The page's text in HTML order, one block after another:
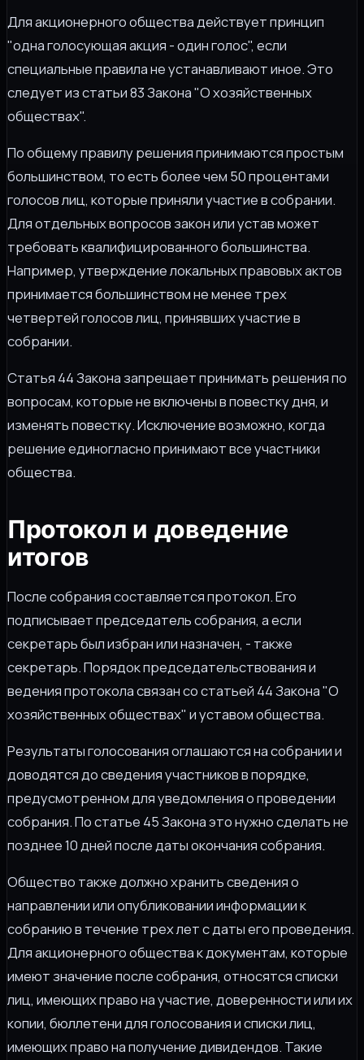
Для акционерного общества действует принцип
"одна голосующая акция - один голос", если
специальные правила не устанавливают иное. Это
следует из статьи 83 Закона "О хозяйственных
обществах".
По общему правилу решения принимаются простым
большинством, то есть более чем 50 процентами
голосов лиц, которые приняли участие в собрании.
Для отдельных вопросов закон или устав может
требовать квалифицированного большинства.
Например, утверждение локальных правовых актов
принимается большинством не менее трех
четвертей голосов лиц, принявших участие в
собрании.
Статья 44 Закона запрещает принимать решения по
вопросам, которые не включены в повестку дня, и
изменять повестку. Исключение возможно, когда
решение единогласно принимают все участники
общества.
Протокол и доведение
итогов
После собрания составляется протокол. Его
подписывает председатель собрания, а если
секретарь был избран или назначен, - также
секретарь. Порядок председательствования и
ведения протокола связан со статьей 44 Закона "О
хозяйственных обществах" и уставом общества.
Результаты голосования оглашаются на собрании и
доводятся до сведения участников в порядке,
предусмотренном для уведомления о проведении
собрания. По статье 45 Закона это нужно сделать не
позднее 10 дней после даты окончания собрания.
Общество также должно хранить сведения о
направлении или опубликовании информации к
собранию в течение трех лет с даты его проведения.
Для акционерного общества к документам, которые
имеют значение после собрания, относятся списки
лиц, имеющих право на участие, доверенности или их
копии, бюллетени для голосования и списки лиц,
имеющих право на получение дивидендов. Такие